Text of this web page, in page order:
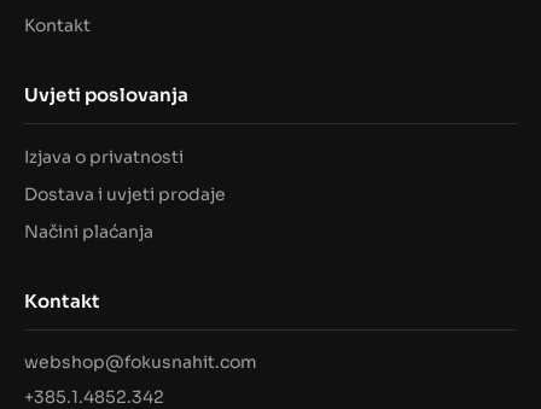
Kontakt
Uvjeti poslovanja
Izjava o privatnosti
Dostava i uvjeti prodaje
Načini plaćanja
Kontakt
webshop@fokusnahit.com
+385.1.4852.342